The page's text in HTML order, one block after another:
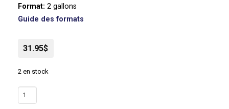
Format: 2 gallons
Guide des formats
31.95$
2 en stock
quantité
de